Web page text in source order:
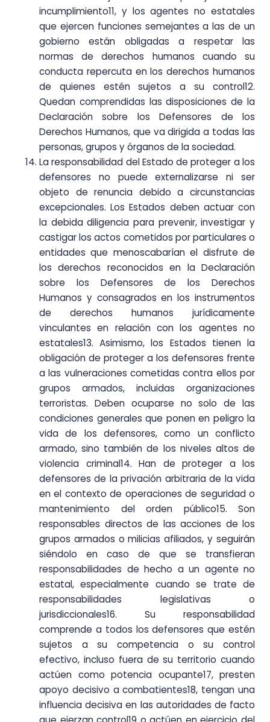
incumplimiento11, y los agentes no estatales
que ejercen funciones semejantes a las de un
gobierno están obligadas a respetar las
normas de derechos humanos cuando su
conducta repercuta en los derechos humanos
de quienes estén sujetos a su control12.
Quedan comprendidas las disposiciones de la
Declaración sobre los Defensores de los
Derechos Humanos, que va dirigida a todas las
personas, grupos y órganos de la sociedad.
La responsabilidad del Estado de proteger a los
defensores no puede externalizarse ni ser
objeto de renuncia debido a circunstancias
excepcionales. Los Estados deben actuar con
la debida diligencia para prevenir, investigar y
castigar los actos cometidos por particulares o
entidades que menoscabarían el disfrute de
los derechos reconocidos en la Declaración
sobre los Defensores de los Derechos
Humanos y consagrados en los instrumentos
de derechos humanos jurídicamente
vinculantes en relación con los agentes no
estatales13. Asimismo, los Estados tienen la
obligación de proteger a los defensores frente
a las vulneraciones cometidas contra ellos por
grupos armados, incluidas organizaciones
terroristas. Deben ocuparse no solo de las
condiciones generales que ponen en peligro la
vida de los defensores, como un conflicto
armado, sino también de los niveles altos de
violencia criminal14. Han de proteger a los
defensores de la privación arbitraria de la vida
en el contexto de operaciones de seguridad o
mantenimiento del orden público15. Son
responsables directos de las acciones de los
grupos armados o milicias afiliados, y seguirán
siéndolo en caso de que se transfieran
responsabilidades de hecho a un agente no
estatal, especialmente cuando se trate de
responsabilidades legislativas o
jurisdiccionales16. Su responsabilidad
comprende a todos los defensores que estén
sujetos a su competencia o su control
efectivo, incluso fuera de su territorio cuando
actúen como potencia ocupante17, presten
apoyo decisivo a combatientes18, tengan una
influencia decisiva en las autoridades de facto